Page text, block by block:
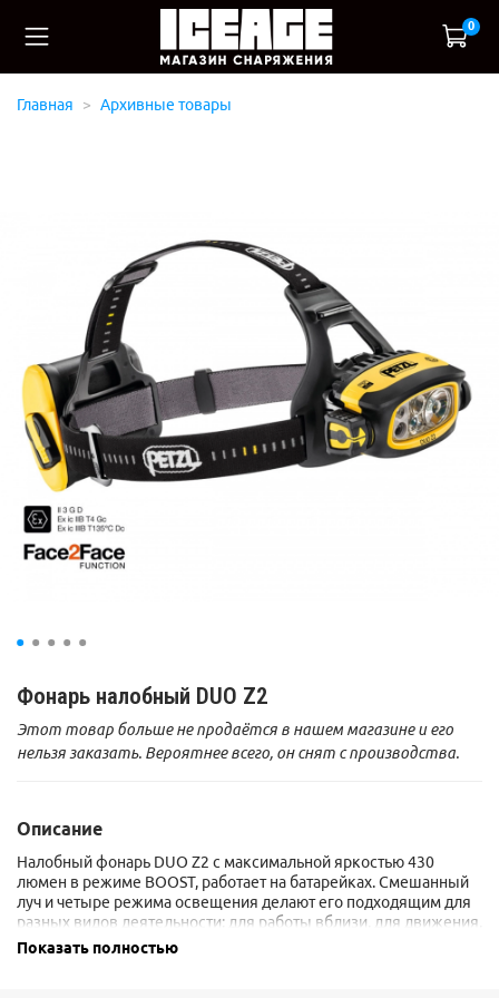
0
Главная Архивные товары
Фонарь налобный DUO Z2
Этот товар больше не продаётся в нашем магазине и его
нельзя заказать. Вероятнее всего, он снят с производства.
Описание
Налобный фонарь DUO Z2 с максимальной яркостью 430
люмен в режиме BOOST, работает на батарейках. Смешанный
луч и четыре режима освещения делают его подходящим для
разных видов деятельности: для работы вблизи, для движения,
для быстрого движения и для освещения удаленных объектов.
Показать полностью